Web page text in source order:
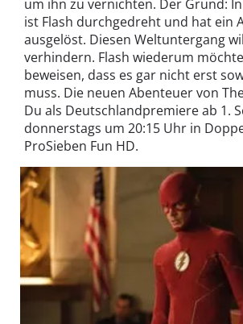
um ihn zu vernichten. Der Grund:
ist Flash durchgedreht und hat ein
ausgelöst. Diesen Weltuntergang
verhindern. Flash wiederum
beweisen, dass es gar nicht erst
muss. Die neuen Abenteuer von
Du als Deutschlandpremiere ab 1.
donnerstags um 20:15 Uhr in
ProSieben Fun HD.